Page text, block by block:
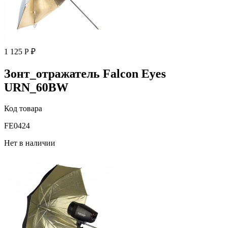
1 125 Р ₽
Зонт_отражатель Falcon Eyes
URN_60BW
Код товара
FE0424
Нет в наличии